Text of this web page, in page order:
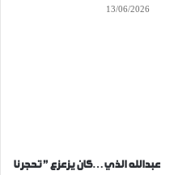
13/06/2026
عبدالله الذي…كان يزعزع ” تحجرنا